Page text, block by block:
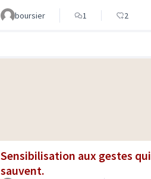
boursier 1 2
Sensibilisation aux gestes qui
sauvent.